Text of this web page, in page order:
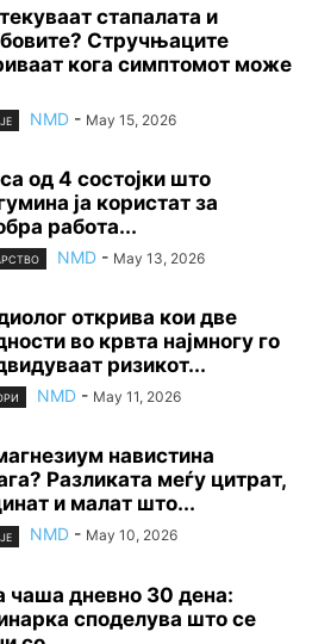
стапалата и
Стручњаците
кога симптомот може
NMD - May 15, 2026
од 4 состојки што
ја користат за
работа...
NMD - May 13, 2026
открива кои две
во крвта најмногу го
ризикот...
NMD - May 11, 2026
навистина
Разликата меѓу цитрат,
и малат што...
NMD - May 10, 2026
чаша дневно 30 дена:
споделува што се